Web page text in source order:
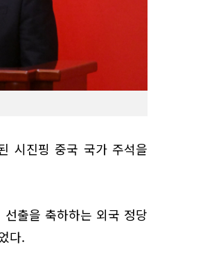
시진핑 중국 국가 주석을
출을 축하하는 외국 정당
다.